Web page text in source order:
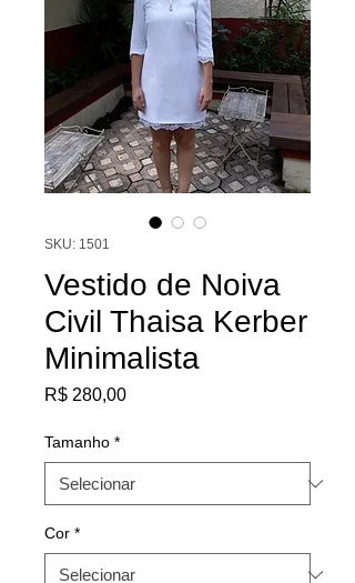
SKU: 1501
Vestido de Noiva
Civil Thaisa Kerber
Minimalista
R$ 280,00Preço
Tamanho *
Cor *